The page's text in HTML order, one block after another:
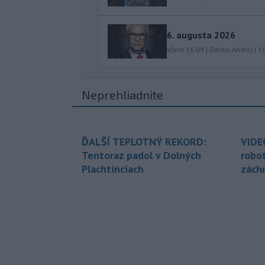
6. augusta 2026
včera 16:09 | Danko Andrej |
Neprehliadnite
ĎALŠÍ TEPLOTNÝ REKORD:
Tentoraz padol v Dolných
Plachtinciach